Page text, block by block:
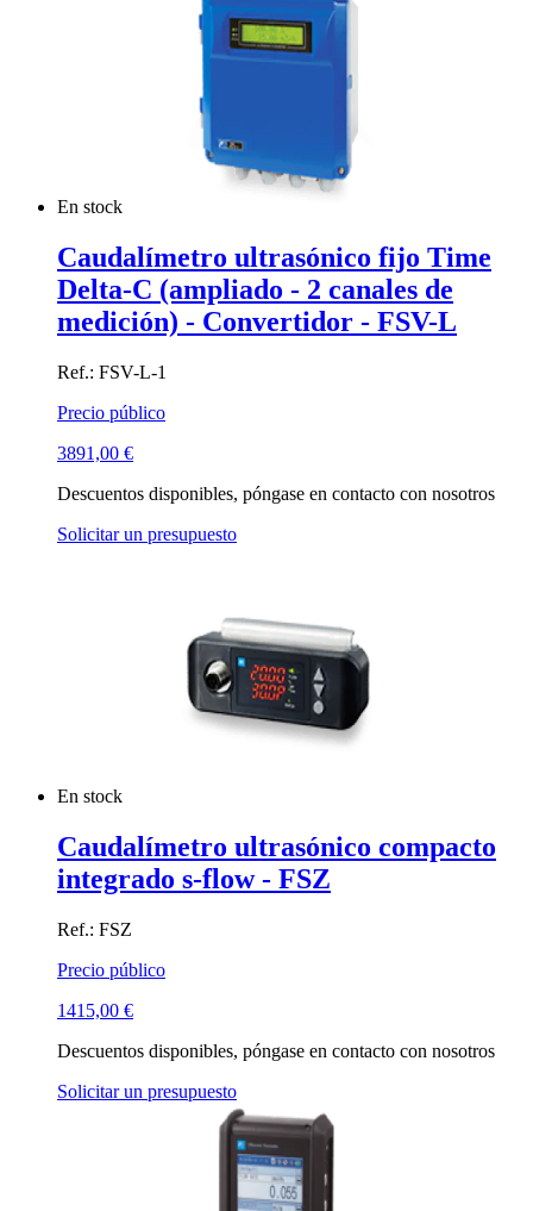
En stock
Caudalímetro ultrasónico fijo Time
Delta-C (ampliado - 2 canales de
medición) - Convertidor - FSV-L
Ref.: FSV-L-1
Precio público
3891,00 €
Descuentos disponibles, póngase en contacto con nosotros
Solicitar un presupuesto
En stock
Caudalímetro ultrasónico compacto
integrado s-flow - FSZ
Ref.: FSZ
Precio público
1415,00 €
Descuentos disponibles, póngase en contacto con nosotros
Solicitar un presupuesto